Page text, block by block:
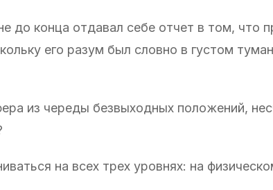
до конца отдавал себе отчет в том, что
его разум был словно в густом
из череды безвыходных положений,
на всех трех уровнях: на